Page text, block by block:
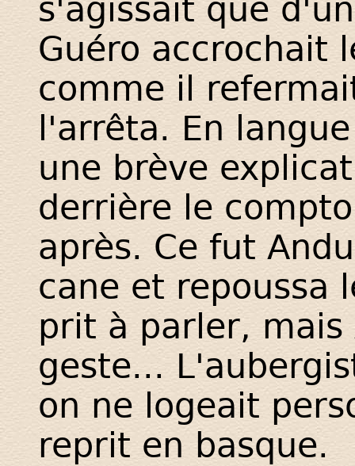
s'agissait que
Guéro accrochait
comme il
l'arrêta. En
une brève
derrière le
après. Ce fut
cane et repoussa
prit à parler,
geste...
on ne logeait
reprit en basque.